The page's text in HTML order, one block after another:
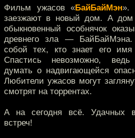
Фильм ужасов «БайБайМэн».
заезжают в новый дом. А
обыкновенный особнячок
древнего зла —
собой тех, кто знает его
Спастись невозможно, ведь
думать о надвигающейся
Любители ужасов могут
смотрят на торрентах.
А на сегодня всё. Удачных
встреч!